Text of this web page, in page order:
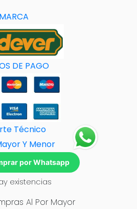
MARCA
DE PAGO
Técnico
ayor Y Menor
por Whatsapp
existencias
Al Por Mayor